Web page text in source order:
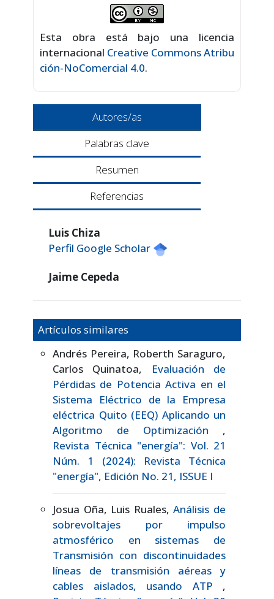
Esta obra está bajo una licencia
internacional Creative Commons Atribu
ción-NoComercial 4.0.
Autores/as
Palabras clave
Resumen
Referencias
Luis Chiza
Perfil Google Scholar
Jaime Cepeda
Artículos similares
Andrés Pereira, Roberth Saraguro,
Carlos Quinatoa,
Evaluación de
Pérdidas de Potencia Activa en el
Sistema Eléctrico de la Empresa
eléctrica Quito (EEQ) Aplicando un
Algoritmo de Optimización ,
Revista Técnica "energía": Vol. 21
Núm. 1 (2024): Revista Técnica
"energía", Edición No. 21, ISSUE I
Josua Oña, Luis Ruales,Análisis de
sobrevoltajes por impulso
atmosférico en sistemas de
Transmisión con discontinuidades
líneas de transmisión aéreas y
cables aislados, usando ATP ,